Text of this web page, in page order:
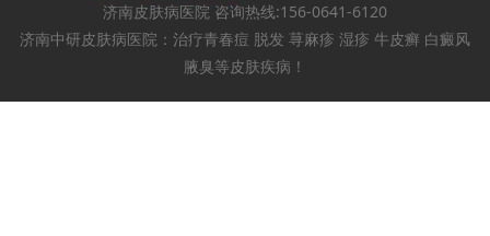
济南皮肤病医院 咨询热线:156-0641-6120
济南中研皮肤病医院：治疗青春痘 脱发 荨麻疹 湿疹 牛皮癣 白癜风
腋臭等皮肤疾病！